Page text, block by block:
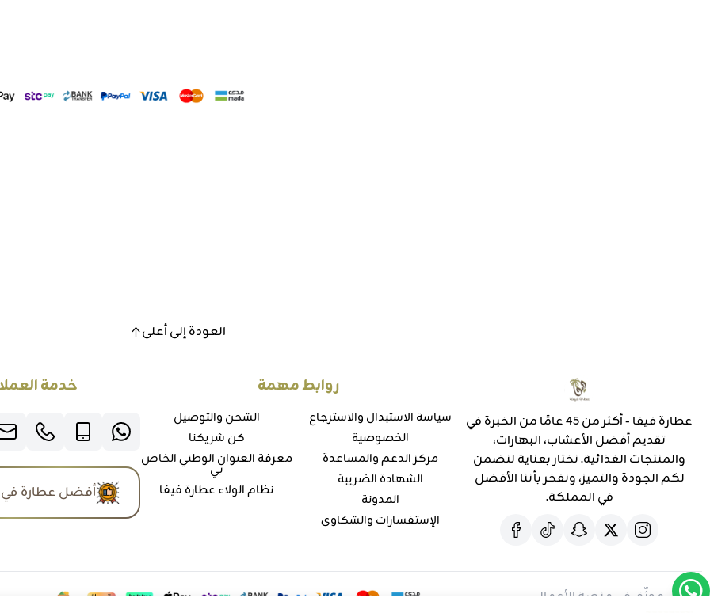
العودة إلى أعلى
عطارة فيفا - أكثر من 45 عامًا من الخبرة في
تقديم أفضل الأعشاب، البهارات،
والمنتجات الغذائية. نختار بعناية لنضمن
لكم الجودة والتميز، ونفخر بأننا الأفضل
في المملكة.
روابط مهمة
سياسة الاستبدال والاسترجاع
الخصوصية
مركز الدعم والمساعدة
الشهادة الضريبة
المدونة
الإستفسارات والشكاوي
الشحن والتوصيل
كن شريكنا
معرفة العنوان الوطني الخاص
بي
نظام الولاء عطارة فيفا
خدمة
أفضل عطارة في
موثّق في منصة الأعمال